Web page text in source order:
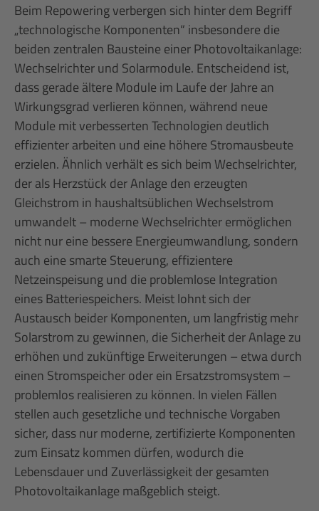
Beim Repowering verbergen sich hinter dem Begriff
„technologische Komponenten“ insbesondere die
beiden zentralen Bausteine einer Photovoltaikanlage:
Wechselrichter und Solarmodule. Entscheidend ist,
dass gerade ältere Module im Laufe der Jahre an
Wirkungsgrad verlieren können, während neue
Module mit verbesserten Technologien deutlich
effizienter arbeiten und eine höhere Stromausbeute
erzielen. Ähnlich verhält es sich beim Wechselrichter,
der als Herzstück der Anlage den erzeugten
Gleichstrom in haushaltsüblichen Wechselstrom
umwandelt – moderne Wechselrichter ermöglichen
nicht nur eine bessere Energieumwandlung, sondern
auch eine smarte Steuerung, effizientere
Netzeinspeisung und die problemlose Integration
eines Batteriespeichers. Meist lohnt sich der
Austausch beider Komponenten, um langfristig mehr
Solarstrom zu gewinnen, die Sicherheit der Anlage zu
erhöhen und zukünftige Erweiterungen – etwa durch
einen Stromspeicher oder ein Ersatzstromsystem –
problemlos realisieren zu können. In vielen Fällen
stellen auch gesetzliche und technische Vorgaben
sicher, dass nur moderne, zertifizierte Komponenten
zum Einsatz kommen dürfen, wodurch die
Lebensdauer und Zuverlässigkeit der gesamten
Photovoltaikanlage maßgeblich steigt.